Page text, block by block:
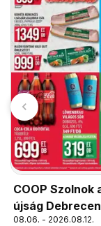
COOP Szolnok
újság Debrecen
08.06. - 2026.08.12.